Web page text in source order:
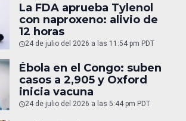
La FDA aprueba Tylenol
con naproxeno: alivio de
12 horas
24 de julio del 2026 a las 11:54 pm PDT
Ébola en el Congo: suben
casos a 2,905 y Oxford
inicia vacuna
24 de julio del 2026 a las 5:44 pm PDT